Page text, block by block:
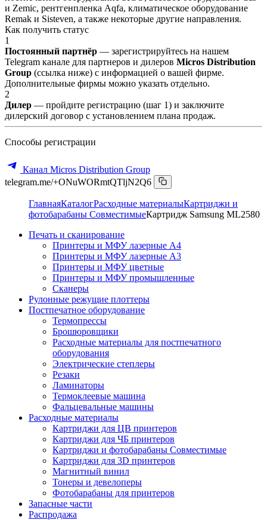
и Zemic, рентгенпленка Aqfa, климатическое оборудование
Remak и Sisteven, а также некоторые другие направления.
Как получить статус
1
Постоянный партнёр — зарегистрируйтесь на нашем
Telegram канале для партнеров и дилеров Micros Distribution
Group (ссылка ниже) с информацией о вашей фирме.
Дополнительные фирмы можно указать отдельно.
2
Дилер — пройдите регистрацию (шаг 1) и заключите
дилерский договор с установлением плана продаж.
Способы регистрации
Канал Micros Distribution Group
telegram.me/+ONuWORmtQTljN2Q6
ГлавнаяКаталогРасходные материалыКартриджи и
фотобарабаны СовместимыеКартридж Samsung ML2580
Печать и сканирование
Принтеры и МФУ лазерные А4
Принтеры и МФУ лазерные А3
Принтеры и МФУ цветные
Принтеры и МФУ промышленные
Сканеры
Рулонные режущие плоттеры
Постпечатное оборудование
Термопрессы
Брошюровщики
Расходные материалы для постпечатного
оборудования
Электрические степлеры
Резаки
Ламинаторы
Термоклеевые машина
Фальцевальные машины
Расходные материалы
Картриджи для ЦВ принтеров
Картриджи для ЧБ принтеров
Картриджи и фотобарабаны Совместимые
Картриджи для 3D принтеров
Магнитный винил
Тонеры и девелоперы
Фотобарабаны для принтеров
Запасные части
Распродажа